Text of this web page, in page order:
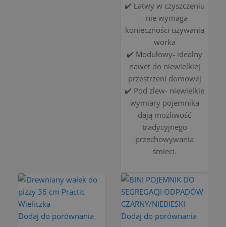
✔️ Łatwy w czyszczeniu
- nie wymaga
konieczności używania
worka
✔️ Modułowy- idealny
nawet do niewielkiej
przestrzeni domowej
✔️ Pod zlew- niewielkie
wymiary pojemnika
dają możliwość
tradycyjnego
przechowywania
śmieci.
Dodaj do porównania Dodaj do porównania